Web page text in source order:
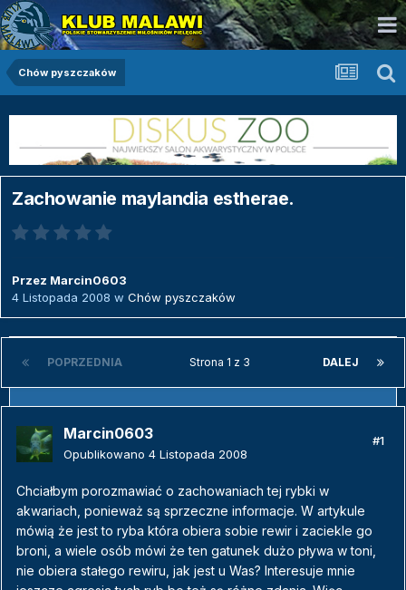
Chów pyszczaków
Zachowanie maylandia estherae.
Przez Marcin0603
4 Listopada 2008 w Chów pyszczaków
POPRZEDNIA DALEJ
Strona 1 z 3
Marcin0603
Opublikowano 4 Listopada 2008
#1
Chciałbym porozmawiać o zachowaniach tej rybki w
akwariach, ponieważ są sprzeczne informacje. W artykule
mówią że jest to ryba która obiera sobie rewir i zaciekle go
broni, a wiele osób mówi że ten gatunek dużo pływa w toni,
nie obiera stałego rewiru, jak jest u Was? Interesuje mnie